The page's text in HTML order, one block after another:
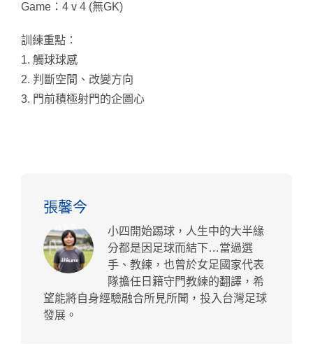
Game：4 v 4 (無GK)
訓練重點：
1. 觸球球感
2. 判斷空間、改變方向
3. 門前積極射門的企圖心
張馨今
小四開始踢球，人生中的大半緣
分都是因足球而結下…當過選
手、教練，也曾於女足國家代表
隊擔任日籍守門教練的翻譯，希
望能將自身經驗融合所見所聞，投入台灣足球
發展。